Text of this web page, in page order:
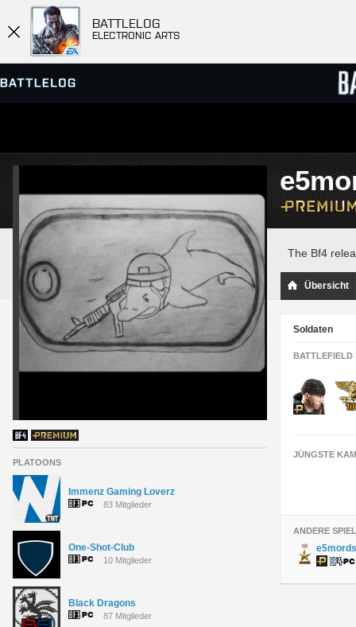
BATTLELOG
ELECTRONIC ARTS
SERVER-BROWSER
MATCHES
PLATOONS
Immenz Gaming Loverz
83 Mitglieder
One-Shot-Club
10 Mitglieder
Black Dragons
87 Mitglieder
The Bf4
Übersicht
Soldaten
BATTLEFIELD
JÜNGSTE
ANDERE